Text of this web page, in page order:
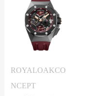
ROYALOAKCO
NCEPT